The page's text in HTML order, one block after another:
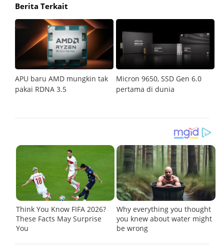
Berita Terkait
APU baru AMD mungkin tak
pakai RDNA 3.5
Micron 9650, SSD Gen 6.0
pertama di dunia